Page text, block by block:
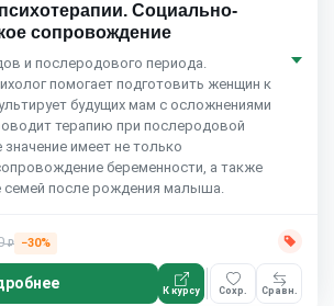
Социально-
сопровождение
и послеродового периода.
помогает подготовить женщин к
будущих мам с осложнениями
терапию при послеродовой
имеет не только
беременности, а также
семей после рождения малыша.
₽ −30%
К курсу Сохр. Сравн.